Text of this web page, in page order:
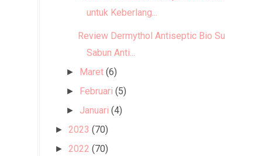
untuk Keberlang...
Review Dermythol Antiseptic Bio Sulfur,
Sabun Anti...
► Maret (6)
► Februari (5)
► Januari (4)
► 2023 (70)
► 2022 (70)